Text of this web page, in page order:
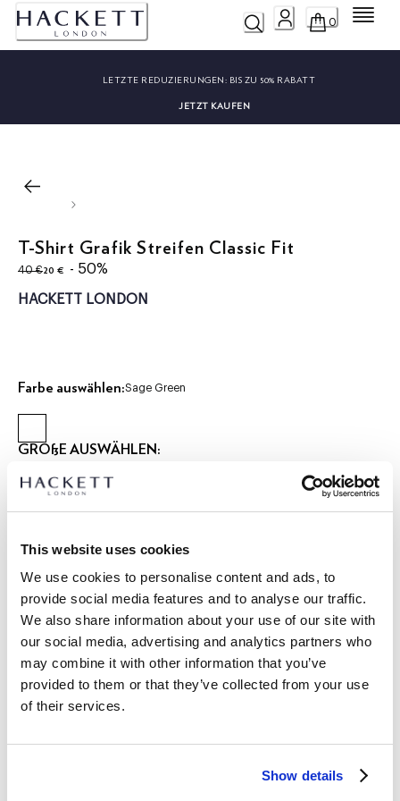
This website uses cookies
We use cookies to personalise content and ads, to
provide social media features and to analyse our traffic.
We also share information about your use of our site with
our social media, advertising and analytics partners who
may combine it with other information that you’ve
provided to them or that they’ve collected from your use
of their services.
Show details
0 Menü
LETZTE REDUZIERUNGEN: BIS ZU 50% RABATT
JETZT KAUFEN
T-Shirt Grafik Streifen Classic Fit
40 €
ursprünglicher Preis 40 €
20 €
aktueller Preis 20 €
- 50%
HACKETT LONDON
Farbe auswählen:Sage Green
GRÖßE AUSWÄHLEN:
2 JAHRE 3 JAHRE 11 JAHRE 13 JAHRE
ARTIKEL DETAILS
BESCHREIBUNG
HK5000021
LIEFERUNG UND RÜCKGABE
FREE Click & Collect 4-5 Werktage